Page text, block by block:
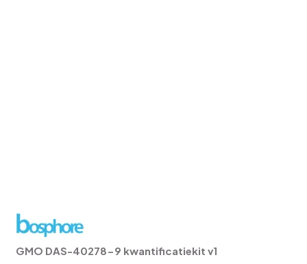
GMO DAS-40278-9 kwantificatiekit v1